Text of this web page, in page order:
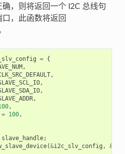
，则将返回一个 I2C 总线句
，此函数将返回
= {
,
,
,
,
,
,
= 100,
slave_handle;
(&i2c_slv_config , &